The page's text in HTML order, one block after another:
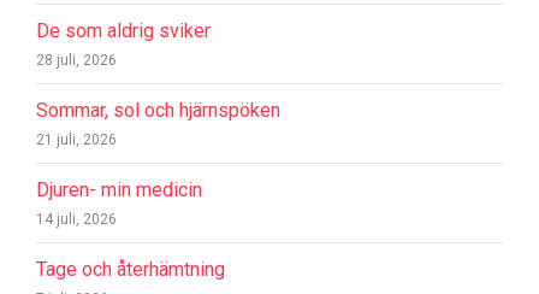
De som aldrig sviker
28 juli, 2026
Sommar, sol och hjärnspöken
21 juli, 2026
Djuren- min medicin
14 juli, 2026
Tage och återhämtning